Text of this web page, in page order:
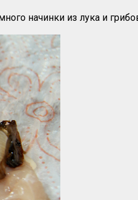
начинки из лука и